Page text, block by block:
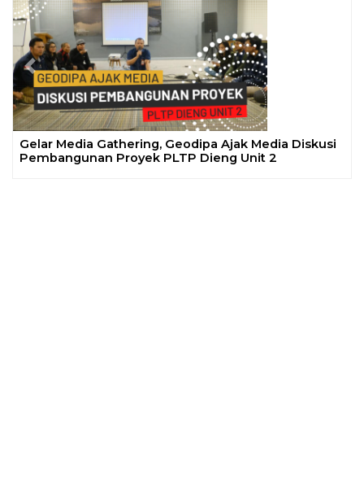
Gelar Media Gathering, Geodipa Ajak Media Diskusi
Pembangunan Proyek PLTP Dieng Unit 2
Previous